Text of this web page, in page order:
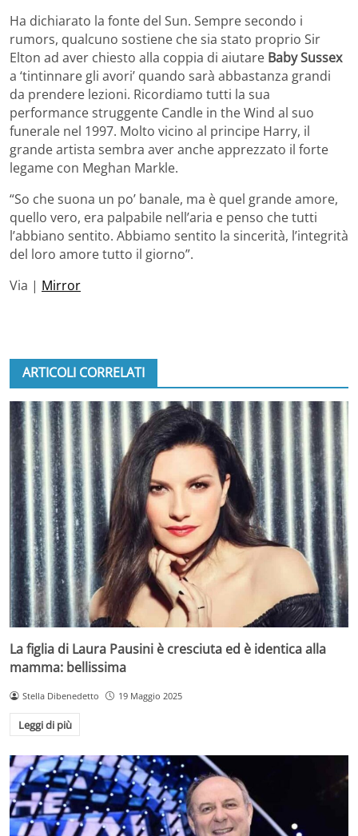
Ha dichiarato la fonte del Sun. Sempre secondo i
rumors, qualcuno sostiene che sia stato proprio Sir
Elton ad aver chiesto alla coppia di aiutare Baby Sussex
a ‘tintinnare gli avori’ quando sarà abbastanza grandi
da prendere lezioni. Ricordiamo tutti la sua
performance struggente Candle in the Wind al suo
funerale nel 1997. Molto vicino al principe Harry, il
grande artista sembra aver anche apprezzato il forte
legame con Meghan Markle.
“So che suona un po’ banale, ma è quel grande amore,
quello vero, era palpabile nell’aria e penso che tutti
l’abbiano sentito. Abbiamo sentito la sincerità, l’integrità
del loro amore tutto il giorno”.
Via | Mirror
ARTICOLI CORRELATI
La figlia di Laura Pausini è cresciuta ed è identica alla
mamma: bellissima
Stella Dibenedetto 19 Maggio 2025
Leggi di più